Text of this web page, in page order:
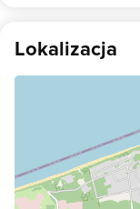
Lokalizacja